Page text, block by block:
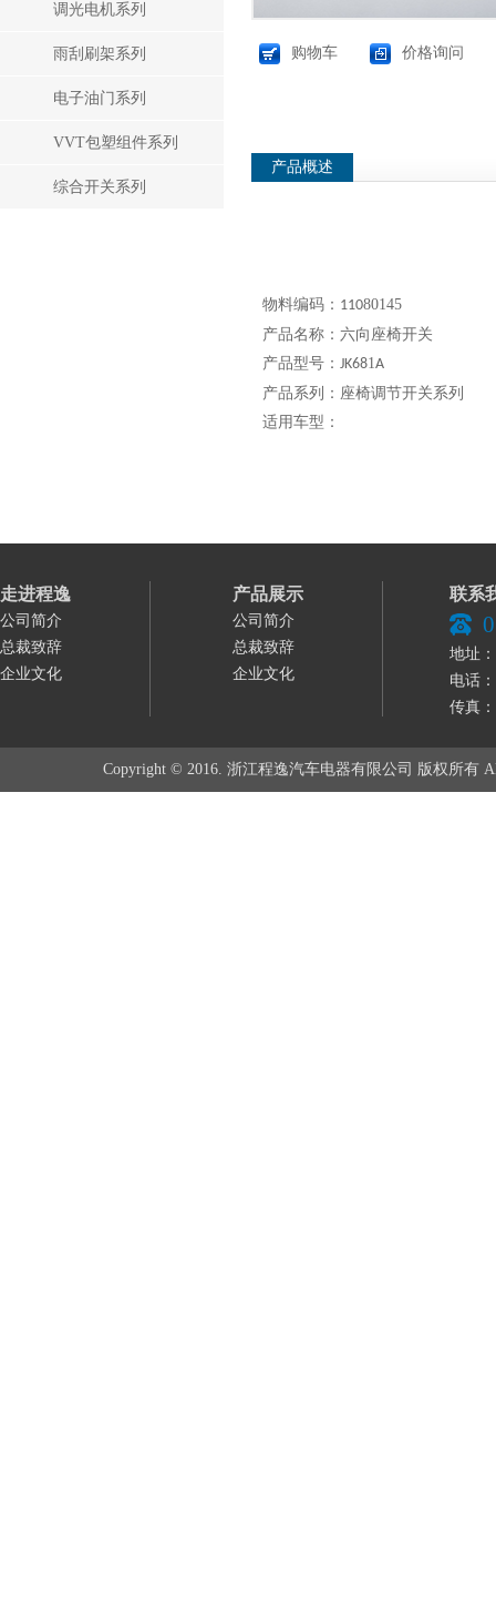
调光电机系列
雨刮刷架系列
电子油门系列
VVT包塑组件系列
综合开关系列
购物车 价格询问
产品概述
物料编码： 11080145
产品名称：六向座椅开关
产品型号： JK681A
产品系列：座椅调节开关系列
适用车型：
走进程逸
公司简介
总裁致辞
企业文化
产品展示
公司简介
总裁致辞
企业文化
联系
地址
电话
传真
Copyright © 2016. 浙江程逸汽车电器有限公司 版权所有